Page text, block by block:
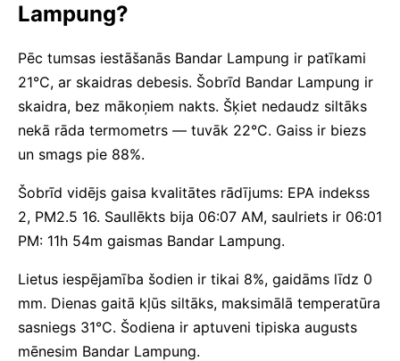
Lampung?
Pēc tumsas iestāšanās Bandar Lampung ir patīkami
21°C, ar skaidras debesis. Šobrīd Bandar Lampung ir
skaidra, bez mākoņiem nakts. Šķiet nedaudz siltāks
nekā rāda termometrs — tuvāk 22°C. Gaiss ir biezs
un smags pie 88%.
Šobrīd vidējs gaisa kvalitātes rādījums: EPA indekss
2, PM2.5 16. Saullēkts bija 06:07 AM, saulriets ir 06:01
PM: 11h 54m gaismas Bandar Lampung.
Lietus iespējamība šodien ir tikai 8%, gaidāms līdz 0
mm. Dienas gaitā kļūs siltāks, maksimālā temperatūra
sasniegs 31°C. Šodiena ir aptuveni tipiska augusts
mēnesim Bandar Lampung.